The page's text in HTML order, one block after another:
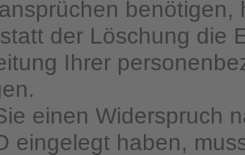
benötigen,
der Löschung die
Ihrer
einen Widerspruch
eingelegt haben,